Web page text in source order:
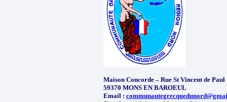
Maison Concorde – Rue St Vincent de Paul
59370 MONS EN BAROEUL
Email :